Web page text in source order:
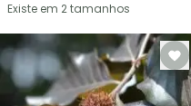
Existe em 2 tamanhos